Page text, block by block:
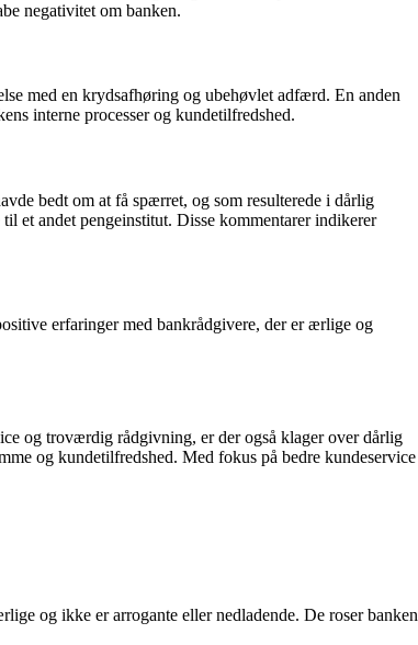
negativitet om banken.
med en krydsafhøring og ubehøvlet adfærd. En anden
interne processer og kundetilfredshed.
bedt om at få spærret, og som resulterede i dårlig
et andet pengeinstitut. Disse kommentarer indikerer
erfaringer med bankrådgivere, der er ærlige og
og troværdig rådgivning, er der også klager over dårlig
og kundetilfredshed. Med fokus på bedre kundeservice
og ikke er arrogante eller nedladende. De roser banken